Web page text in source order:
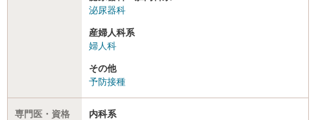
泌尿器科
産婦人科系
婦人科
その他
予防接種
専門医・資格
内科系